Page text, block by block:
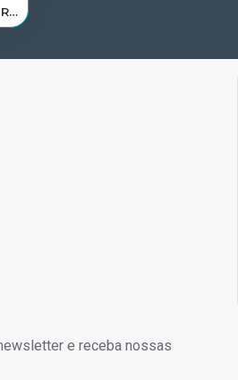
MEIO PARALAMA DA TRACAO PARTE DIANT LE MAN TGX 254069608/008598
e receba nossas